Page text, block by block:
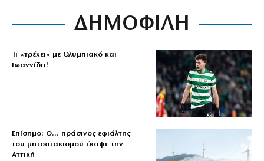
ΔΗΜΟΦΙΛΗ
Τι «τρέχει» με Ολυμπιακό και
Ιωαννίδη!
Επίσημο: Ο… πράσινος εφιάλτης
του μητσοτακισμού έκαψε την
Αττική